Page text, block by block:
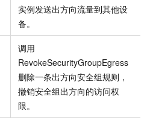
实例发送出方向流量到其他设
备。
调用
RevokeSecurityGroupEgress
删除一条出方向安全组规则，
撤销安全组出方向的访问权
限。